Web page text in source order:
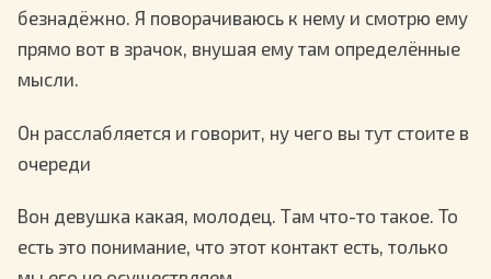
безнадёжно. Я поворачиваюсь к нему и смотрю ему
прямо вот в зрачок, внушая ему там определённые
мысли.
Он расслабляется и говорит, ну чего вы тут стоите в
очереди
Вон девушка какая, молодец. Там что-то такое. То
есть это понимание, что этот контакт есть, только